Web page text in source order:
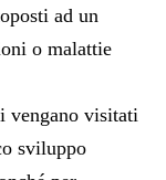
ad un
o malattie
vengano visitati
sviluppo